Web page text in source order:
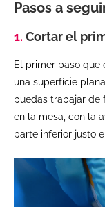
Pasos a
1. Cortar el
El primer paso
una superfície
puedas trabajar de
en la mesa, con la
parte inferior justo